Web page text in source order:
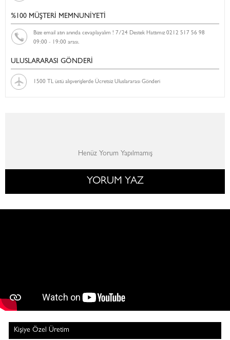
%100 MÜŞTERİ MEMNUNİYETİ
Bize email atın anında cevaplayalım ! 7/24 Destek Hattımız 0212 517 56 98
09:00 - 19:00 arası.
ULUSLARARASI GÖNDERİ
1500 TL üstü alışverişlerde Ücretsiz Uluslararası Gönderi
Henüz Yorum Yapılmamış
YORUM YAZ
Kişiye Özel Üretim